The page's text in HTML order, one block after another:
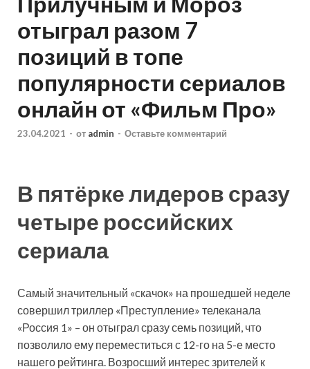
отыграл разом 7
позиций в топе
популярности сериалов
онлайн от «Фильм Про»
23.04.2021 - от admin - Оставьте комментарий
В пятёрке лидеров сразу
четыре российских
сериала
Самый значительный «скачок» на прошедшей неделе
совершил триллер «Преступление» телеканала
«Россия 1» – он отыграл сразу семь позиций, что
позволило ему переместиться с 12-го на 5-е место
нашего рейтинга. Возросший интерес зрителей к